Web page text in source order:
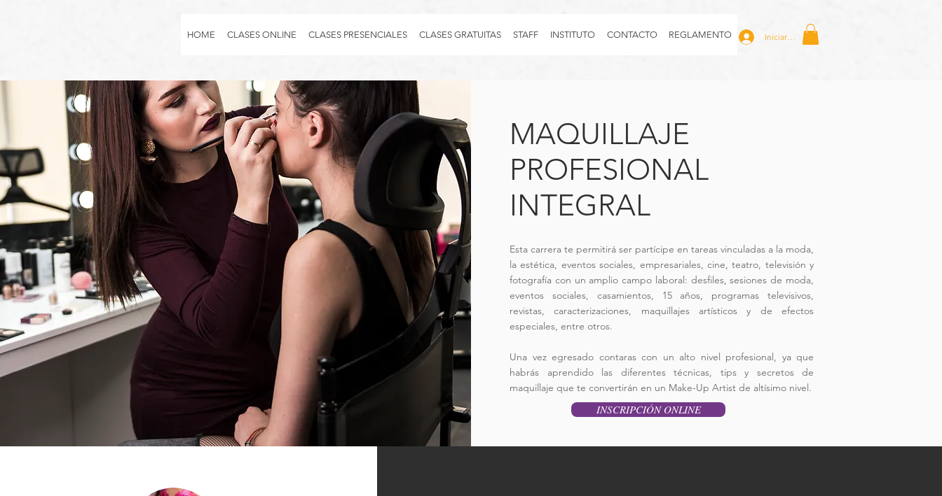
HOME CLASES ONLINE CLASES PRESENCIALES CLASES GRATUITAS STAFF INSTITUTO CONTACTO REGLAMENTO Iniciar sesión
MAQUILLAJE
PROFESIONAL
INTEGRAL
Esta carrera te permitirá ser partícipe en tareas vinculadas a la moda,
la estética, eventos sociales, empresariales, cine, teatro, televisión y
fotografía con un amplio campo laboral: desfiles, sesiones de moda,
eventos sociales, casamientos, 15 años, programas televisivos,
revistas, caracterizaciones, maquillajes artísticos y de efectos
especiales, entre otros.
Una vez egresado contaras con un alto nivel profesional, ya que
habrás aprendido las diferentes técnicas, tips y secretos de
maquillaje que te convertirán en un Make-Up Artist de altísimo nivel.
INSCRIPCIÓN ONLINE